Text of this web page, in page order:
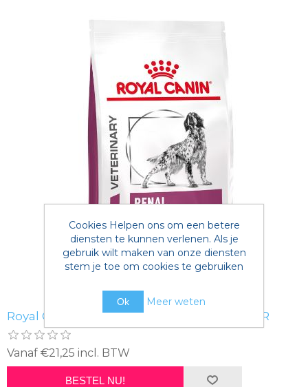
Royal Canin Vhnd Renal DOG - DROOGVOER
Vanaf €21,25 incl. BTW
BESTEL NU!
Cookies Helpen ons om een betere
diensten te kunnen verlenen. Als je
gebruik wilt maken van onze diensten
stem je toe om cookies te gebruiken
Ok Meer weten